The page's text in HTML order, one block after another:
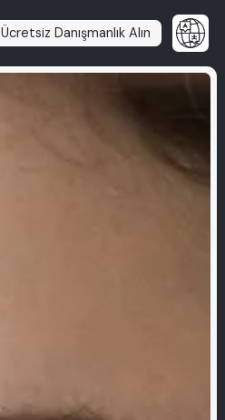
Ücretsiz Danışmanlık Alın